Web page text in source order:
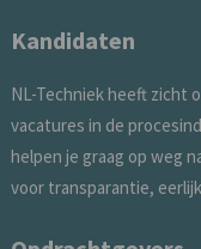
Kandidaten
NL-Techniek heeft zicht
vacatures in de
helpen je graag op weg
voor transparantie,